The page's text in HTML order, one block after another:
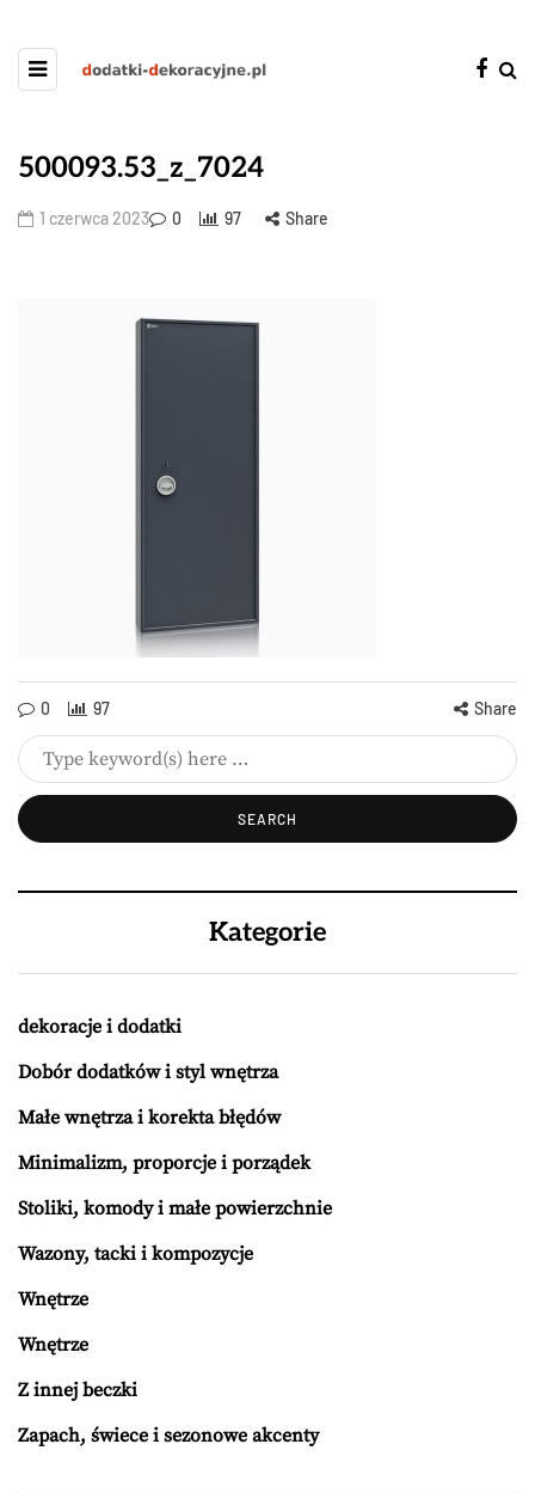
500093.53_z_7024
1 czerwca 2023 0 97 Share
0 97 Share
Kategorie
dekoracje i dodatki
Dobór dodatków i styl wnętrza
Małe wnętrza i korekta błędów
Minimalizm, proporcje i porządek
Stoliki, komody i małe powierzchnie
Wazony, tacki i kompozycje
Wnętrze
Wnętrze
Z innej beczki
Zapach, świece i sezonowe akcenty